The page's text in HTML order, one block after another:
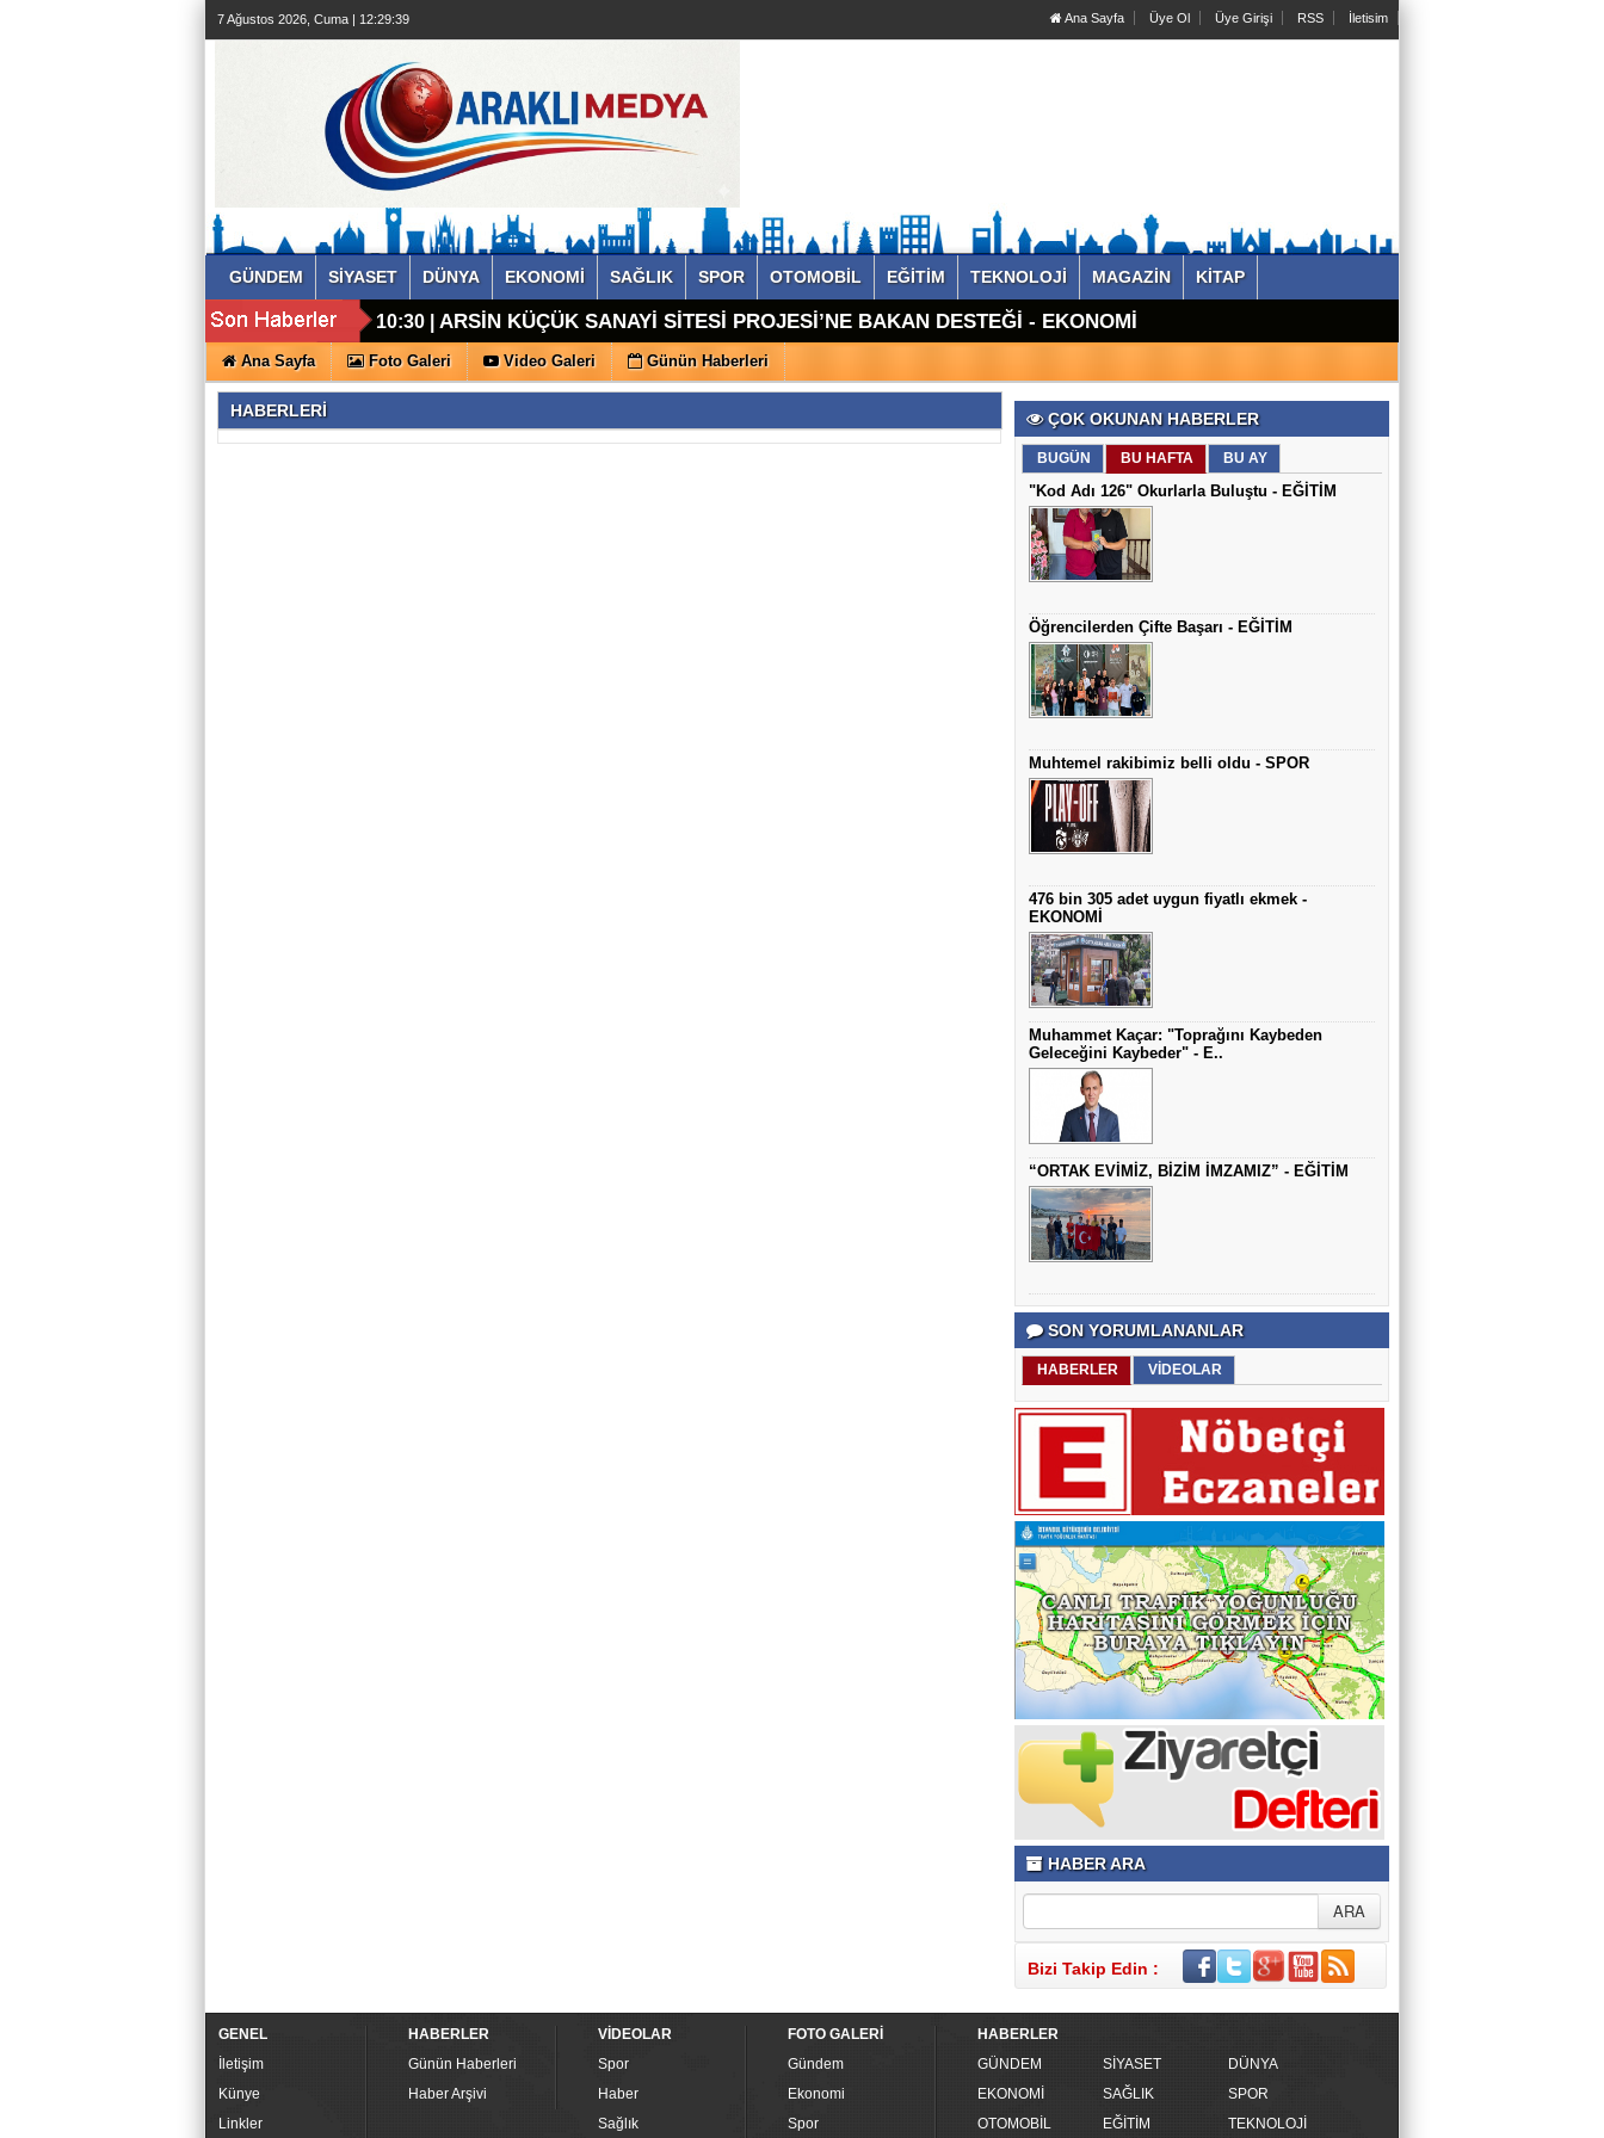
7 Ağustos 2026, Cuma | 12:29:39 Ana Sayfa Üye Ol Üye Girişi RSS İletisim
GÜNDEM SİYASET DÜNYA EKONOMİ SAĞLIK SPOR OTOMOBİL EĞİTİM TEKNOLOJİ MAGAZİN KİTAP
10:30 | ARSİN KÜÇÜK SANAYİ SİTESİ PROJESİ’NE BAKAN DESTEĞİ - EKONOMİ
Ana Sayfa Foto Galeri Video Galeri Günün Haberleri
ÇOK OKUNAN HABERLER
BUGÜN BU HAFTA BU AY
"Kod Adı 126" Okurlarla Buluştu - EĞİTİM
Öğrencilerden Çifte Başarı - EĞİTİM
Muhtemel rakibimiz belli oldu - SPOR
476 bin 305 adet uygun fiyatlı ekmek -
EKONOMİ
Muhammet Kaçar: "Toprağını Kaybeden
Geleceğini Kaybeder" - E..
“ORTAK EVİMİZ, BİZİM İMZAMIZ” - EĞİTİM
SON YORUMLANANLAR
HABERLER VİDEOLAR
HABER ARA
Bizi Takip Edin :
HABERLERİ
GENEL
İletişim
Künye
Linkler
HABERLER
Günün Haberleri
Haber Arşivi
VİDEOLAR
Spor
Haber
Sağlık
FOTO GALERİ
Gündem
Ekonomi
Spor
HABERLER
GÜNDEM
SİYASET
DÜNYA
EKONOMİ
SAĞLIK
SPOR
OTOMOBİL
EĞİTİM TEKNOLOJİ